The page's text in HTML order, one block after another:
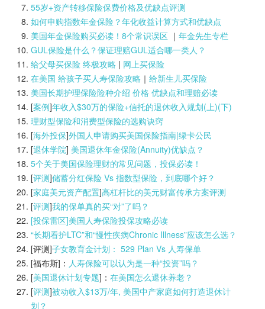
55岁+资产转移保险保费价格及优缺点评测
如何申购指数年金保险？年化收益计算方式和优缺点
美国年金保险购买必读！8个常识误区｜ 年金先生专栏
GUL保险是什么？保证理赔GUL适合哪一类人？
给父母买保险 终极攻略| 网上买保险
在美国 给孩子买人寿保险攻略｜ 给新生儿买保险
美国长期护理保险险种介绍 价格 优缺点和理赔必读
[案例]年收入$30万的保险+信托的退休收入规划(上)(下)
理财型保险和消费型保险的选购诀窍
[海外投保]外国人申请购买美国保险指南|绿卡公民
[退休学院] 美国退休年金保险(Annuity)优缺点？
5个关于美国保险理财的常见问题，投保必读！
[评测]储蓄分红保险 Vs 指数型保险，到底哪个好？
[家庭美元资产配置]高杠杆比的美元财富传承方案评测
[评测]我的保单真的买“对”了吗？
[投保雷区]美国人寿保险投保攻略必读
“长期看护LTC”和“慢性疾病Chronic Illness”应该怎么选？
[评测]子女教育金计划： 529 Plan Vs 人寿保单
[福布斯]： 人寿保险可以认为是一种“投资”吗？
[美国退休计划专题]： 在美国怎么退休养老？
[评测]被动收入$13万/年, 美国中产家庭如何打造退休计
划？